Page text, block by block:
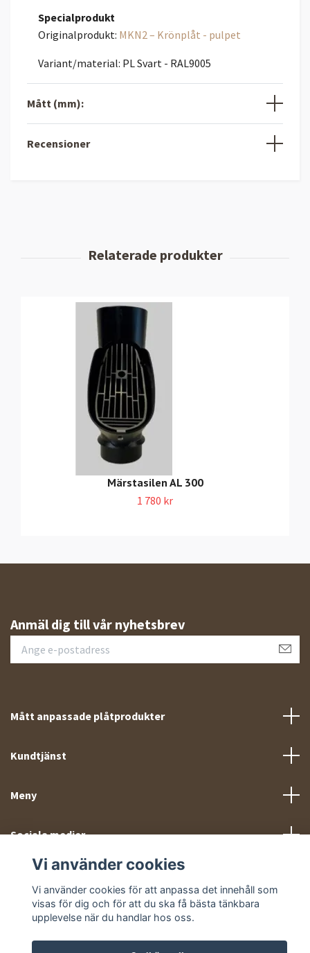
Specialprodukt
Originalprodukt: MKN2 – Krönplåt - pulpet
Variant/material: PL Svart - RAL9005
Mått (mm):
Recensioner
Märstasilen AL 300
1 780 kr
Anmäl dig till vår nyhetsbrev
Mått anpassade plåtprodukter
Kundtjänst
Meny
Sociala medier
Vi använder cookies
Vi använder cookies för att anpassa det innehåll som
visas för dig och för att du ska få bästa tänkbara
upplevelse när du handlar hos oss.